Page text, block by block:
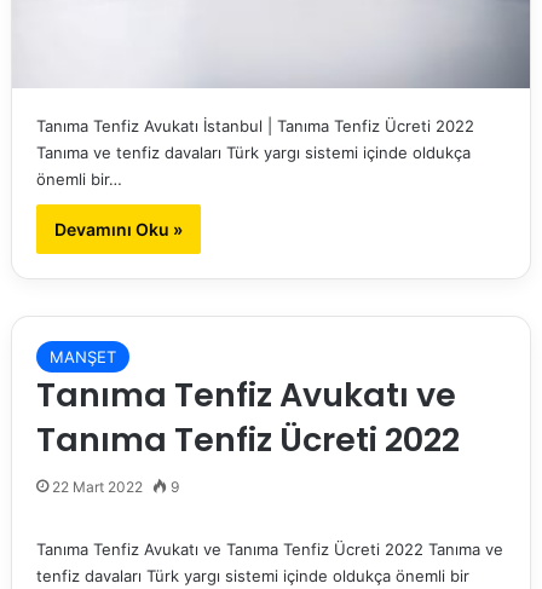
Tanıma Tenfiz Avukatı İstanbul | Tanıma Tenfiz Ücreti 2022
Tanıma ve tenfiz davaları Türk yargı sistemi içinde oldukça
önemli bir…
Devamını Oku »
MANŞET
Tanıma Tenfiz Avukatı ve
Tanıma Tenfiz Ücreti 2022
22 Mart 2022 9
Tanıma Tenfiz Avukatı ve Tanıma Tenfiz Ücreti 2022 Tanıma ve
tenfiz davaları Türk yargı sistemi içinde oldukça önemli bir